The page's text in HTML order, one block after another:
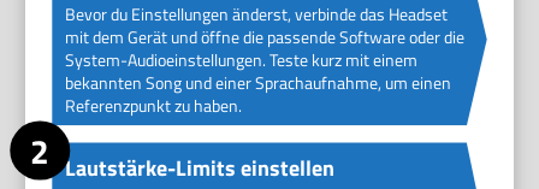
Bevor du Einstellungen änderst, verbinde das Headset
mit dem Gerät und öffne die passende Software oder die
System-Audioeinstellungen. Teste kurz mit einem
bekannten Song und einer Sprachaufnahme, um einen
Referenzpunkt zu haben.
Lautstärke-Limits einstellen